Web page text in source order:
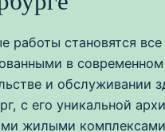
работы становятся
в современном
и обслуживании
с его уникальной
жилыми